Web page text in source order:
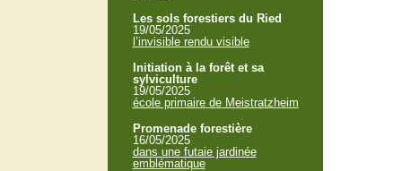
Les sols forestiers du Ried
19/05/2025
l’invisible rendu visible
Initiation à la forêt et sa
sylviculture
19/05/2025
école primaire de Meistratzheim
Promenade forestière
16/05/2025
dans une futaie jardinée
emblématique